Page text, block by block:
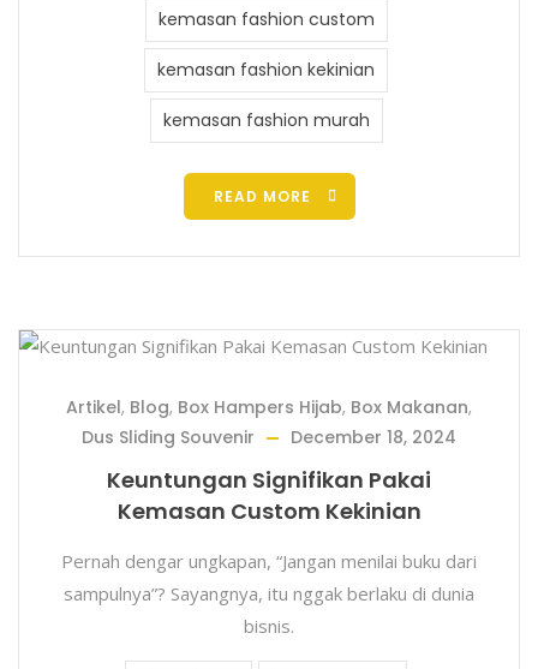
kemasan fashion custom
kemasan fashion kekinian
kemasan fashion murah
READ MORE
Artikel, Blog, Box Hampers Hijab, Box Makanan,
Dus Sliding Souvenir
December 18, 2024
Keuntungan Signifikan Pakai
Kemasan Custom Kekinian
Pernah dengar ungkapan, “Jangan menilai buku dari
sampulnya”? Sayangnya, itu nggak berlaku di dunia
bisnis.